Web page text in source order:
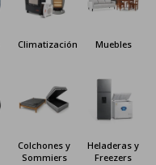
Climatización Muebles
Colchones y
Sommiers
Heladeras y
Freezers